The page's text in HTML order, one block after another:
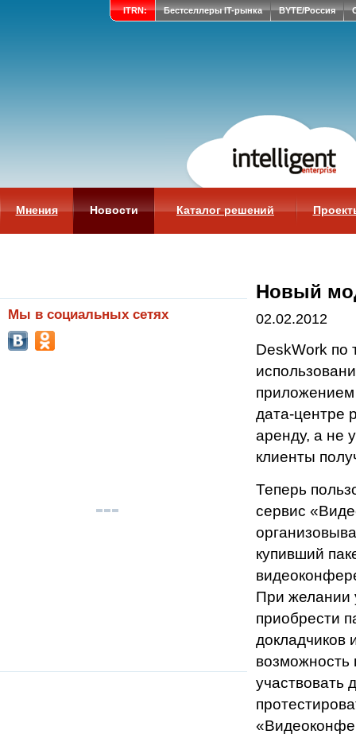
ITRN: Бестселлеры IT-рынка BYTE/Россия
Мнения Новости Каталог решений
Мы в социальных сетях
Новый
02.02.2012
DeskWork по
приложением
дата-центре
аренду, а не
клиенты
Теперь
сервис
купивший
При желании
приобрести
докладчиков
возможность
участвовать